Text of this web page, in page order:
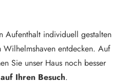
Aufenthalt individuell gestalten
entdecken. Auf
Sie unser Haus noch besser
Ihren Besuch.